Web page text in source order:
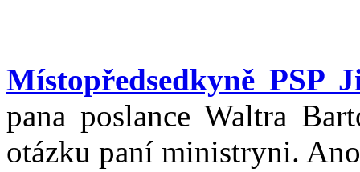
Místopředsedkyně PSP
pana poslance Waltra
otázku paní ministryni.